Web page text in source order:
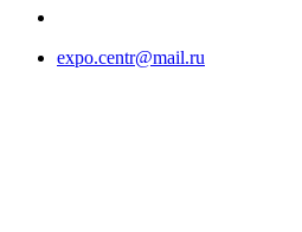
expo.centr@mail.ru